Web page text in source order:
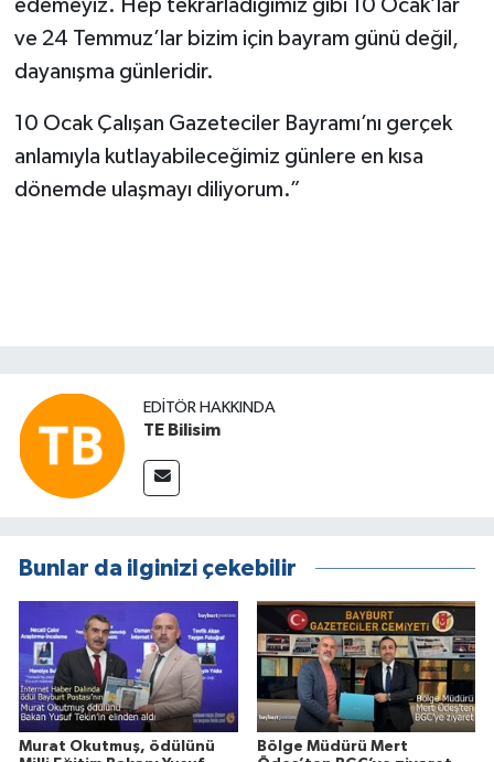
edemeyiz. Hep tekrarladığımız gibi 10 Ocak’lar
ve 24 Temmuz’lar bizim için bayram günü değil,
dayanışma günleridir.
10 Ocak Çalışan Gazeteciler Bayramı’nı gerçek
anlamıyla kutlayabileceğimiz günlere en kısa
dönemde ulaşmayı diliyorum.”
EDITÖR HAKKINDA
TE Bilisim
Bunlar da ilginizi çekebilir
Murat Okutmuş, ödülünü
Bölge Müdürü Mert